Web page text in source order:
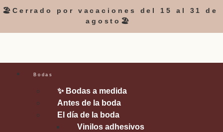
🏖️Cerrado por vacaciones del 15 al 31 de
agosto🏖️
Bodas
✨ Bodas a medida
Antes de la boda
El día de la boda
Vinilos adhesivos